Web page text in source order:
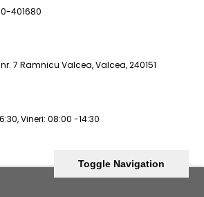
401680
7 Ramnicu Valcea, Valcea, 240151
Vineri: 08:00 -14:30
Toggle Navigation